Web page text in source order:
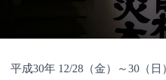
平成30年 12/28（金）～30（日